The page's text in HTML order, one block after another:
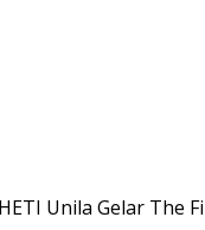
Unila Gelar The